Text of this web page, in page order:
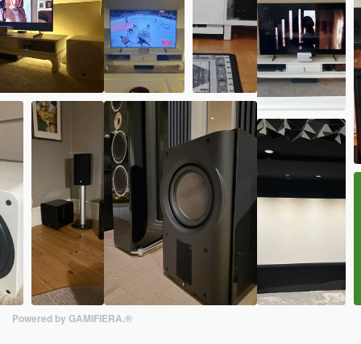
Powered by GAMIFIERA.®